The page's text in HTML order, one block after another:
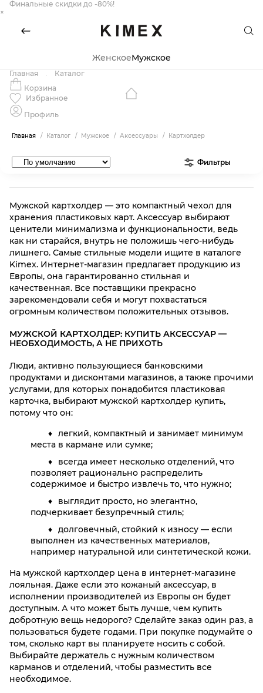
Финальные скидки до -80%!
×
ЖенскоеМужское
Главная
Каталог
Корзина
Избранное
Профиль
Главная Каталог Мужское Аксессуары Картхолдер
Фильтры
Мужской картхолдер — это компактный чехол для
хранения пластиковых карт. Аксессуар выбирают
ценители минимализма и функциональности, ведь
как ни старайся, внутрь не положишь чего-нибудь
лишнего. Самые стильные модели ищите в каталоге
Kimex. Интернет-магазин предлагает продукцию из
Европы, она гарантированно стильная и
качественная. Все поставщики прекрасно
зарекомендовали себя и могут похвастаться
огромным количеством положительных отзывов.
МУЖСКОЙ КАРТХОЛДЕР: КУПИТЬ АКСЕССУАР —
НЕОБХОДИМОСТЬ, А НЕ ПРИХОТЬ
Люди, активно пользующиеся банковскими
продуктами и дисконтами магазинов, а также прочими
услугами, для которых понадобится пластиковая
карточка, выбирают мужской картхолдер купить,
потому что он:
легкий, компактный и занимает минимум
места в кармане или сумке;
всегда имеет несколько отделений, что
позволяет рационально распределить
содержимое и быстро извлечь то, что нужно;
выглядит просто, но элегантно,
подчеркивает безупречный стиль;
долговечный, стойкий к износу — если
выполнен из качественных материалов,
например натуральной или синтетической кожи.
На мужской картхолдер цена в интернет-магазине
лояльная. Даже если это кожаный аксессуар, в
исполнении производителей из Европы он будет
доступным. А что может быть лучше, чем купить
добротную вещь недорого? Сделайте заказ один раз, а
пользоваться будете годами. При покупке подумайте о
том, сколько карт вы планируете носить с собой.
Выбирайте держатель с нужным количеством
карманов и отделений, чтобы разместить все
необходимое.